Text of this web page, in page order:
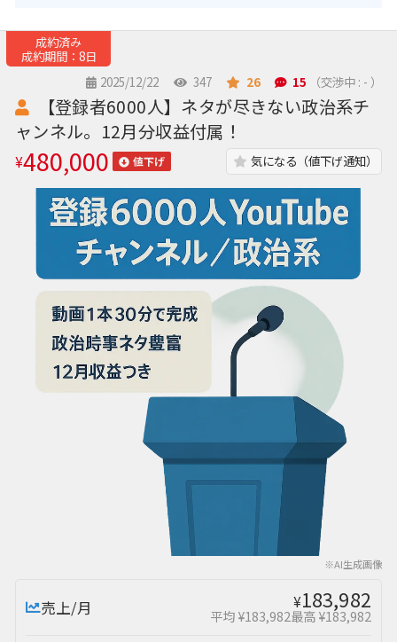
成約済み
成約期間：8日
2025/12/22
347 26 15 （交渉中 : - ）
※AI生成画像
【登録者6000人】ネタが尽きない政治系チ
ャンネル。12月分収益付属！
¥480,000 値下げ 気になる（値下げ通知）
売上/月 ¥183,982
平均 ¥183,982最高 ¥183,982